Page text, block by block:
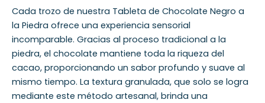
Cada trozo de nuestra Tableta de Chocolate Negro a
la Piedra ofrece una experiencia sensorial
incomparable. Gracias al proceso tradicional a la
piedra, el chocolate mantiene toda la riqueza del
cacao, proporcionando un sabor profundo y suave al
mismo tiempo. La textura granulada, que solo se logra
mediante este método artesanal, brinda una